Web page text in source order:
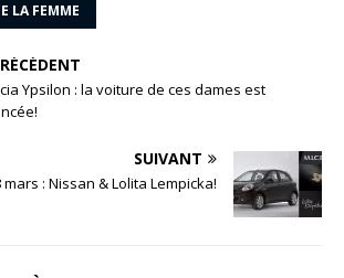
LA FEMME
Ypsilon : la voiture de ces dames est
SUIVANT
: Nissan & Lolita Lempicka!